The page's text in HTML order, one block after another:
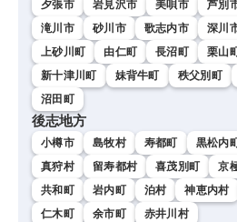
夕張市 岩見沢市 美唄市 芦別
滝川市
砂川市 歌志内市 深川
上砂川町
由仁町 長沼町 栗山
新十津川町
妹背牛町 秩父別町
沼田町
後志地方
小樽市 島牧村 寿都町 黒松内
真狩村
留寿都村 喜茂別町 京
共和町
岩内町 泊村 神恵内村
仁木町
余市町 赤井川村